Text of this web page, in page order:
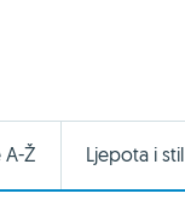
A-Ž Ljepota i stil